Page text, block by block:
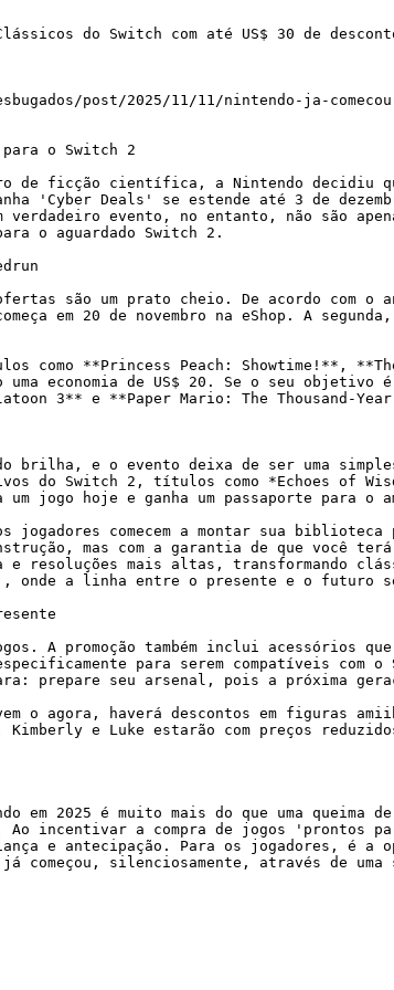
do Switch com até US$ 30 de
post/2025/11/11/nintendo-ja-
para o Switch 2
de ficção científica, a Nintendo decidiu
'Cyber Deals' se estende até 3 de
verdadeiro evento, no entanto, não são
o aguardado Switch 2.
são um prato cheio. De acordo com o
em 20 de novembro na eShop. A
como **Princess Peach: Showtime!**,
economia de US$ 20. Se o seu objetivo
3** e **Paper Mario: The Thousand-
brilha, e o evento deixa de ser uma
do Switch 2, títulos como *Echoes of
jogo hoje e ganha um passaporte para o
comecem a montar sua biblioteca
mas com a garantia de que você
mais altas, transformando
onde a linha entre o presente e o futuro
A promoção também inclui acessórios
para serem compatíveis
prepare seu arsenal, pois a próxima
o agora, haverá descontos em figuras
Kimberly e Luke estarão com preços
2025 é muito mais do que uma queima
Ao incentivar a compra de jogos 'prontos
e antecipação. Para os jogadores, é
começou, silenciosamente, através de